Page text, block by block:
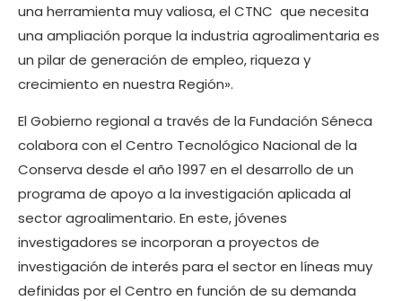
una herramienta muy valiosa, el CTNC que necesita
una ampliación porque la industria agroalimentaria es
un pilar de generación de empleo, riqueza y
crecimiento en nuestra Región».
El Gobierno regional a través de la Fundación Séneca
colabora con el Centro Tecnológico Nacional de la
Conserva desde el año 1997 en el desarrollo de un
programa de apoyo a la investigación aplicada al
sector agroalimentario. En este, jóvenes
investigadores se incorporan a proyectos de
investigación de interés para el sector en líneas muy
definidas por el Centro en función de su demanda